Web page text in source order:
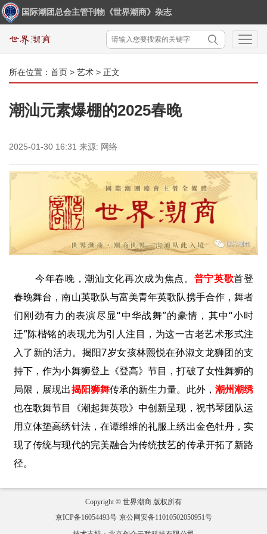
国际潮团总会主管刊物《世界潮商》杂志
所在位置： 首页 > 艺术 > 正文
潮汕元素爆棚的2025春晚
2025-01-30 16:31 来源: 网络
今年春晚，潮汕文化再次成为焦点。 普宁英歌首登
春晚舞台，南山英歌队与富美青年英歌队携手合作，舞者
们刚劲有力的表演尽显“中华战舞”的豪情，其中“小时
迁”陈楷铭的表现尤为引人注目，为这一古老艺术形式注
入了新的活力。 揭阳7岁女孩林熙悦在孙淑文龙狮团的支
持下，作为小舞狮登上《登高》节目，打破了女性舞狮的
局限，展现出揭阳狮舞传承的新生力量。 此外， 潮州潮绣
也在歌舞节目《潮起舞英歌》中创新呈现，祝书琴团队运
用立体垫高绣针法，在谭维维的礼服上绣出金色牡丹，实
现了传统与现代的完美融合为传统技艺的传承开拓了新路
径。
Copyright © 世界潮商 版权所有
京ICP备16054493号 京公网安备11010502050951号